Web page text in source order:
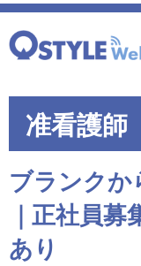
准看護師
ブランクか
｜正社員
あり